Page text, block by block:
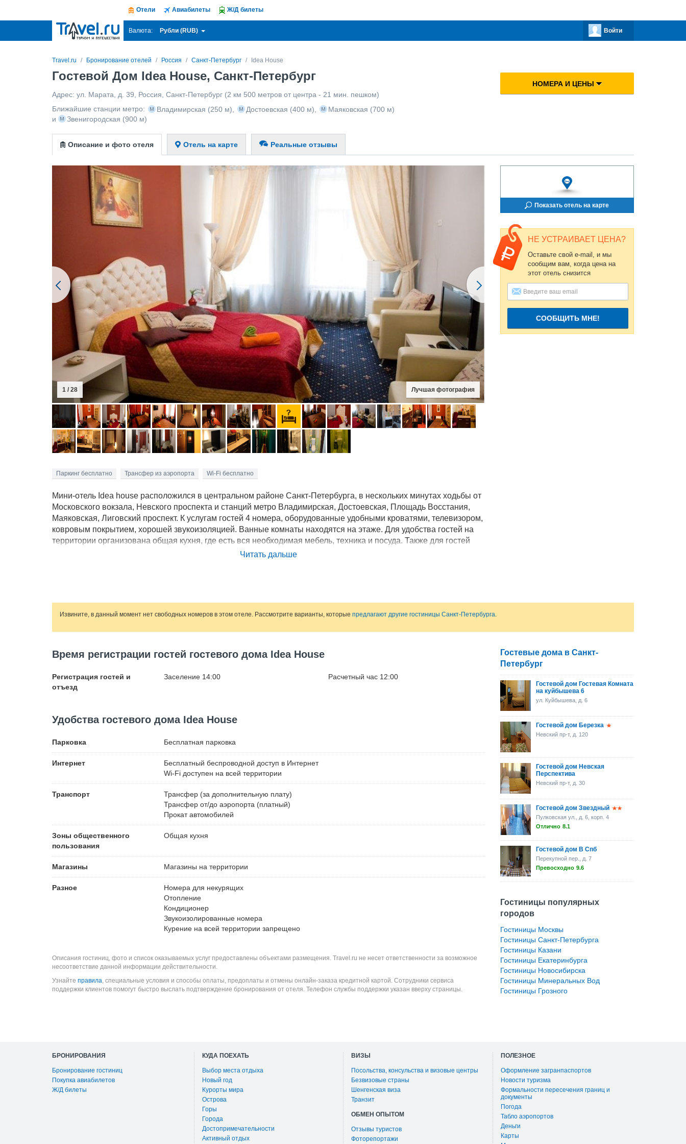
Отели Авиабилеты Ж/Д билеты
Валюта: Рубли (RUB) Войти
Travel.ru Бронирование отелей Россия Санкт-Петербург Idea House
Гостевой Дом Idea House, Санкт-Петербург
Адрес: ул. Марата, д. 39 Россия Санкт-Петербург (2 км 500 метров от центра - 21 мин. пешком)
Ближайшие станции метро:
Владимирская (250 м) Достоевская (400 м) Маяковская (700 м)
и
Звенигородская (900 м)
НОМЕРА И ЦЕНЫ
Описание и фото отеля Отель на карте Реальные отзывы
1 / 28 Лучшая фотография
Паркинг бесплатно Трансфер из аэропорта Wi-Fi бесплатно
Мини-отель Idea house расположился в центральном районе Санкт-Петербурга, в нескольких минутах ходьбы от
Московского вокзала, Невского проспекта и станций метро Владимирская, Достоевская, Площадь Восстания,
Маяковская, Лиговский проспект. К услугам гостей 4 номера, оборудованные удобными кроватями, телевизором,
ковровым покрытием, хорошей звукоизоляцией. Ванные комнаты находятся на этаже. Для удобства гостей на
территории организована общая кухня, где есть вся необходимая мебель, техника и посуда. Также для гостей
доступны: фен, стиральная машина, утюг, бесплатный WI-FI. Основные достопримечательности, такие как
Читать дальше
Показать отель на карте
НЕ УСТРАИВАЕТ ЦЕНА?
Оставьте свой e-mail, и мы
сообщим вам, когда цена на
этот отель снизится
СООБЩИТЬ МНЕ!
Извините, в данный момент нет свободных номеров в этом отеле. Рассмотрите варианты, которые предлагают другие гостиницы Санкт-Петербурга.
Время регистрации гостей гостевого дома Idea House
Регистрация гостей и
отъезд
Заселение 14:00 Расчетный час 12:00
Удобства гостевого дома Idea House
Парковка Бесплатная парковка
Интернет Бесплатный беспроводной доступ в Интернет
Wi-Fi доступен на всей территории
Транспорт
Трансфер (за дополнительную плату)
Трансфер от/до аэропорта (платный)
Прокат автомобилей
Зоны общественного
пользования
Общая кухня
Магазины Магазины на территории
Разное
Номера для некурящих
Отопление
Кондиционер
Звукоизолированные номера
Курение на всей территории запрещено
Описания гостиниц, фото и список оказываемых услуг предоставлены объектами размещения. Travel.ru не несет ответственности за возможное
несоответствие данной информации действительности.
Узнайте правила, специальные условия и способы оплаты, предоплаты и отмены онлайн-заказа кредитной картой. Сотрудники сервиса
поддержки клиентов помогут быстро выслать подтверждение бронирования от отеля. Телефон службы поддержки указан вверху страницы.
Гостевые дома в Санкт-
Петербург
Гостевой дом Гостевая Комната
на куйбышева 6
ул. Куйбышева, д. 6
Гостевой дом Березка
Невский пр-т, д. 120
Гостевой дом Невская
Перспектива
Невский пр-т, д. 30
Гостевой дом Звездный
Пулковская ул., д. 6, корп. 4
Отлично 8.1
Гостевой дом В Спб
Перекупной пер., д. 7
Превосходно 9.6
Гостиницы популярных
городов
Гостиницы Москвы
Гостиницы Санкт-Петербурга
Гостиницы Казани
Гостиницы Екатеринбурга
Гостиницы Новосибирска
Гостиницы Минеральных Вод
Гостиницы Грозного
БРОНИРОВАНИЯ
Бронирование гостиниц
Покупка авиабилетов
Ж/Д билеты
КУДА ПОЕХАТЬ
Выбор места отдыха
Новый год
Курорты мира
Острова
Горы
Города
Достопримечательности
Активный отдых
ВИЗЫ
Посольства, консульства и визовые центры
Безвизовые страны
Шенгенская виза
Транзит
ОБМЕН ОПЫТОМ
Отзывы туристов
Фоторепортажи
ПОЛЕЗНОЕ
Оформление загранпаспортов
Новости туризма
Формальности пересечения границ и
документы
Погода
Табло аэропортов
Деньги
Карты